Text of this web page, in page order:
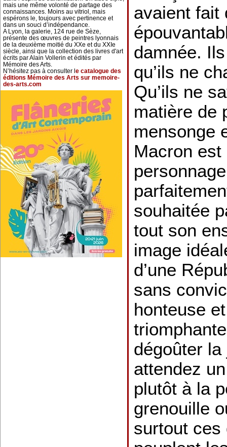
mais une même volonté de partage des
connaissances. Moins au vitriol, mais
espérons le, toujours avec pertinence et
dans un souci d’indépendance.
A Lyon, la galerie, 124 rue de Sèze,
présente des œuvres de peintres lyonnais
de la deuxième moitié du XXe et du XXIe
siècle, ainsi que la collection des livres d'art
écrits par Alain Vollerin et édités par
Mémoire des Arts.
N’hésitez pas à consulter l e catalogue des
éditions Mémoire des Arts sur memoire-
des-arts.com
avaient fait
damnée.
qu’ils ne
Qu’ils ne
matière de
mensonge
Macron est
souhaitée
tout son
image
d’une
sans
honteuse
dégoûter
attendez
plutôt à la
grenouille
surtout ces